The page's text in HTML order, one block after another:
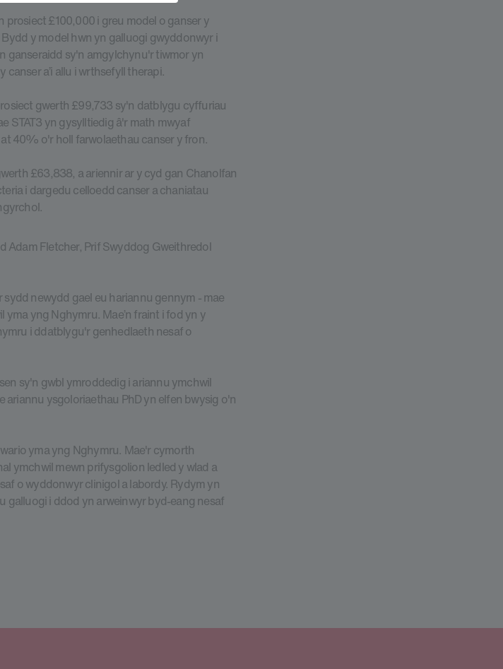
prosiect £100,000 i greu model o ganser y
y model hwn yn galluogi gwyddonwyr i
ganseraidd sy'n amgylchynu'r tiwmor yn
a’i allu i wrthsefyll therapi.
gwerth £99,733 sy'n datblygu cyffuriau
STAT3 yn gysylltiedig â'r math mwyaf
40% o'r holl farwolaethau canser y fron.
£63,838, a ariennir ar y cyd gan Chanolfan
i dargedu celloedd canser a chaniatau
Adam Fletcher, Prif Swyddog Gweithredol
newydd gael eu hariannu gennym - mae
yng Nghymru. Mae’n fraint i fod yn y
i ddatblygu'r genhedlaeth nesaf o
sy'n gwbl ymroddedig i ariannu ymchwil
ariannu ysgoloriaethau PhD yn elfen bwysig o'n
yma yng Nghymru. Mae'r cymorth
ymchwil mewn prifysgolion ledled y wlad a
o wyddonwyr clinigol a labordy. Rydym yn
galluogi i ddod yn arweinwyr byd-eang nesaf